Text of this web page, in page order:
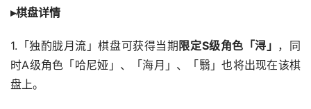
▸棋盘详情
1.「独酌胧月流」棋盘可获得当期 限定S级角色「浔」 ，同
时A级角色「哈尼娅」、「海月」、「翳」也将出现在该棋
盘上。